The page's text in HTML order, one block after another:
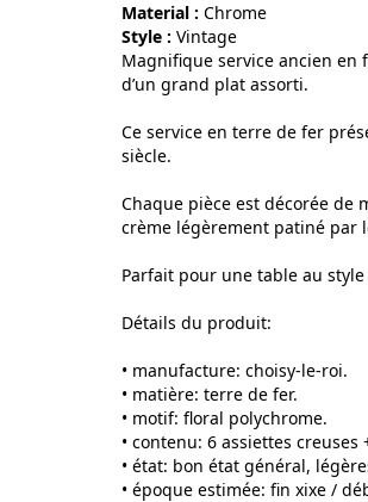
Material :
chrome
Style :
vintage
Magnifique service ancien en
d’un grand plat assorti.
Ce service en terre de fer
siècle.
Chaque pièce est décorée de
crème légèrement patiné par
Parfait pour une table au
Détails du produit:
• manufacture: choisy-le-roi.
• matière: terre de fer.
• motif: floral polychrome.
• contenu: 6 assiettes creuses
• état: bon état général,
• époque estimée: fin xixe /